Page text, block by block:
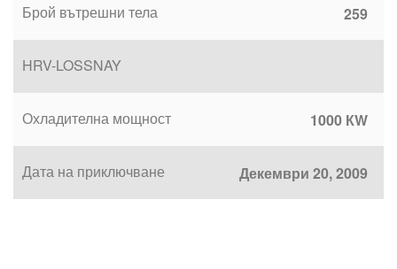
Брой вътрешни тела 259
HRV-LOSSNAY
Охладителна мощност 1000 КW
Дата на приключване Декември 20, 2009